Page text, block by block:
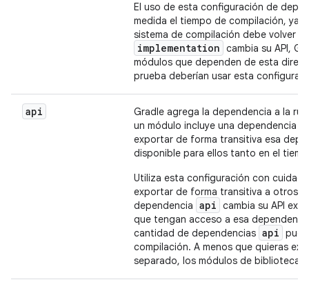
El uso de esta configuración de
medida el tiempo de compilación, ya
sistema de compilación debe volver a
implementation cambia su API,
módulos que dependen de esta
prueba deberían usar esta
api
Gradle agrega la dependencia a la
un módulo incluye una dependencia
exportar de forma transitiva esa
disponible para ellos tanto en el
Utiliza esta configuración con
exportar de forma transitiva a otros
dependencia api cambia su API
que tengan acceso a esa
cantidad de dependencias api
compilación. A menos que quieras
separado, los módulos de biblioteca